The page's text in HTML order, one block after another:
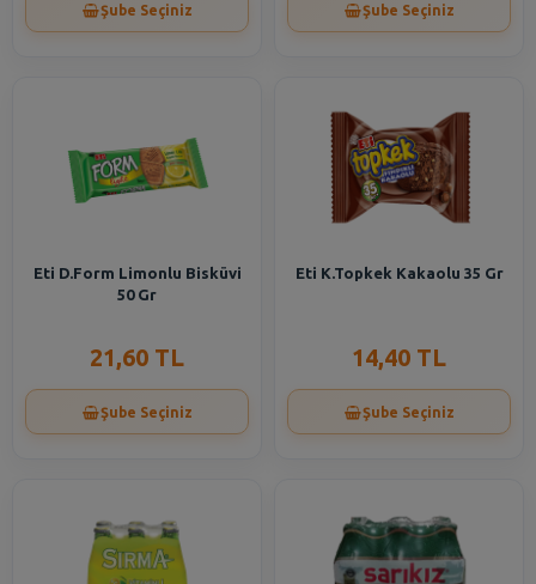
Şube Seçiniz Şube Seçiniz
Eti D.Form Limonlu Bisküvi
50 Gr
21,60 TL
Şube Seçiniz
Eti K.Topkek Kakaolu 35 Gr
14,40 TL
Şube Seçiniz